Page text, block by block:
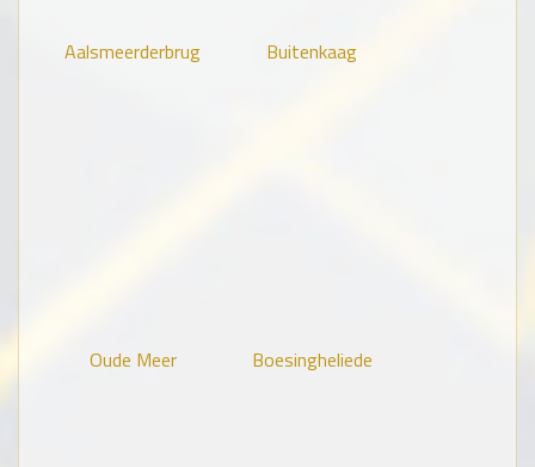
Aalsmeerderbrug Buitenkaag
Oude Meer Boesingheliede